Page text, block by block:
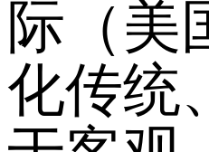
际（美
化传统